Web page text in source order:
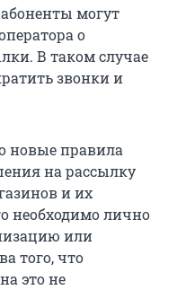
могут
о
В таком случае
звонки и
новые правила
на рассылку
и их
необходимо лично
или
того, что
это не